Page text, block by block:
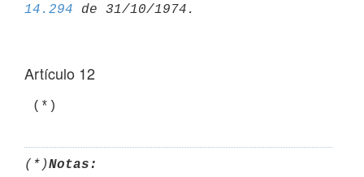
14.294
Artículo 12
(*)Notas: